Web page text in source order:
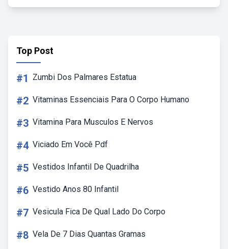
Top Post
#1 Zumbi Dos Palmares Estatua
#2 Vitaminas Essenciais Para O Corpo Humano
#3 Vitamina Para Musculos E Nervos
#4 Viciado Em Você Pdf
#5 Vestidos Infantil De Quadrilha
#6 Vestido Anos 80 Infantil
#7 Vesicula Fica De Qual Lado Do Corpo
#8 Vela De 7 Dias Quantas Gramas